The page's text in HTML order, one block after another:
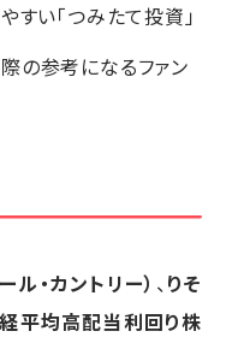
すい「つみたて投資」
の参考になるファン
・カントリー） 、りそ
平均高配当利回り株